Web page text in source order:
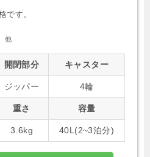
です。
他
開閉部分 キャスター
ジッパー 4輪
重さ 容量
3.6kg 40L(2~3泊分)